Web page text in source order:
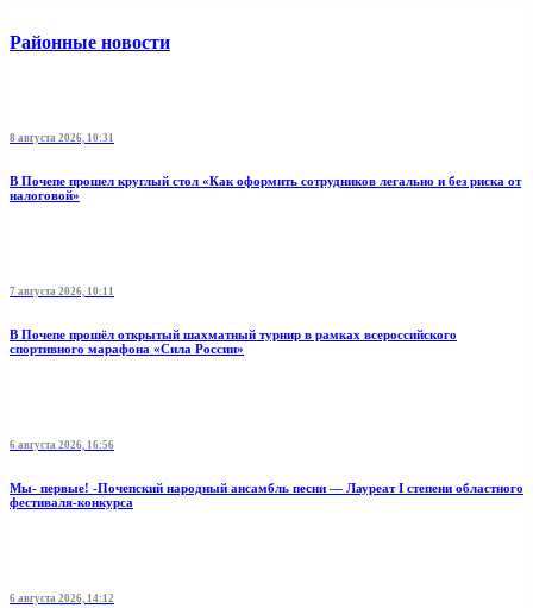
Районные новости
8 августа 2026, 10:31
В Почепе прошел круглый стол «Как оформить сотрудников легально и без риска от
налоговой»
7 августа 2026, 10:11
В Почепе прошёл открытый шахматный турнир в рамках всероссийского
спортивного марафона «Сила России»
6 августа 2026, 16:56
Мы- первые! -Почепский народный ансамбль песни — Лауреат I степени областного
фестиваля-конкурса
6 августа 2026, 14:12